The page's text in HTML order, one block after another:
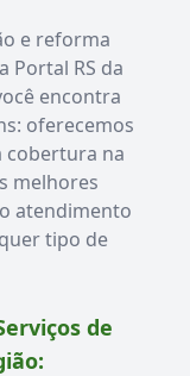
e reforma
Portal RS da
encontra
oferecemos
cobertura na
melhores
atendimento
tipo de
de